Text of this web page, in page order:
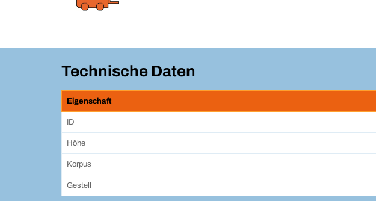
Technische Daten
Eigenschaft
ID
Höhe
Korpus
Gestell